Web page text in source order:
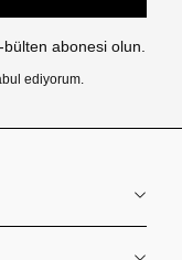
abonesi olun.
ediyorum.